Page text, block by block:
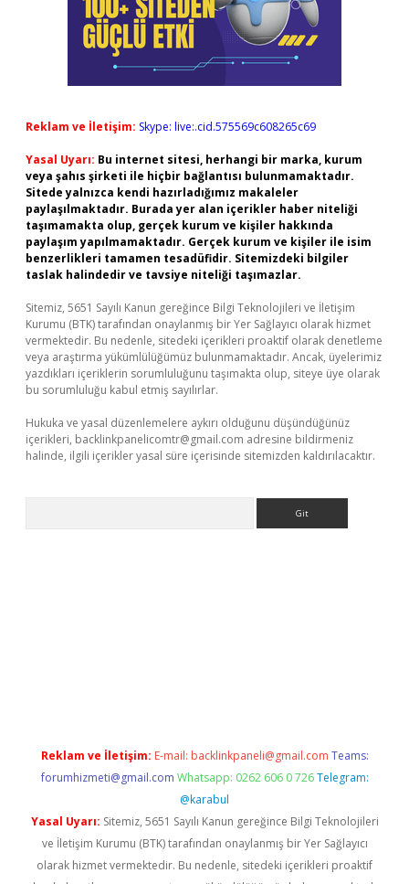
Reklam ve İletişim: Skype: live:.cid.575569c608265c69
Yasal Uyarı: Bu internet sitesi, herhangi bir marka, kurum
veya şahıs şirketi ile hiçbir bağlantısı bulunmamaktadır.
Sitede yalnızca kendi hazırladığımız makaleler
paylaşılmaktadır. Burada yer alan içerikler haber niteliği
taşımamakta olup, gerçek kurum ve kişiler hakkında
paylaşım yapılmamaktadır. Gerçek kurum ve kişiler ile isim
benzerlikleri tamamen tesadüfidir. Sitemizdeki bilgiler
taslak halindedir ve tavsiye niteliği taşımazlar.
Sitemiz, 5651 Sayılı Kanun gereğince Bilgi Teknolojileri ve İletişim
Kurumu (BTK) tarafından onaylanmış bir Yer Sağlayıcı olarak hizmet
vermektedir. Bu nedenle, sitedeki içerikleri proaktif olarak denetleme
veya araştırma yükümlülüğümüz bulunmamaktadır. Ancak, üyelerimiz
yazdıkları içeriklerin sorumluluğunu taşımakta olup, siteye üye olarak
bu sorumluluğu kabul etmiş sayılırlar.
Hukuka ve yasal düzenlemelere aykırı olduğunu düşündüğünüz
içerikleri, backlinkpanelicomtr@gmail.com adresine bildirmeniz
halinde, ilgili içerikler yasal süre içerisinde sitemizden kaldırılacaktır.
Reklam ve İletişim: E-mail: backlinkpaneli@gmail.com Teams:
forumhizmeti@gmail.com Whatsapp: 0262 606 0 726 Telegram:
@karabul
Yasal Uyarı: Sitemiz, 5651 Sayılı Kanun gereğince Bilgi Teknolojileri
ve İletişim Kurumu (BTK) tarafından onaylanmış bir Yer Sağlayıcı
olarak hizmet vermektedir. Bu nedenle, sitedeki içerikleri proaktif